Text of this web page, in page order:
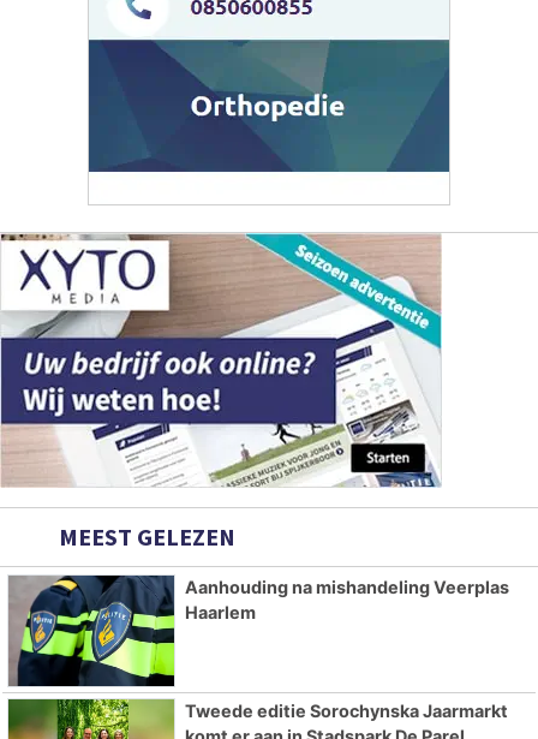
MEEST GELEZEN
Aanhouding na mishandeling Veerplas
Haarlem
Tweede editie Sorochynska Jaarmarkt